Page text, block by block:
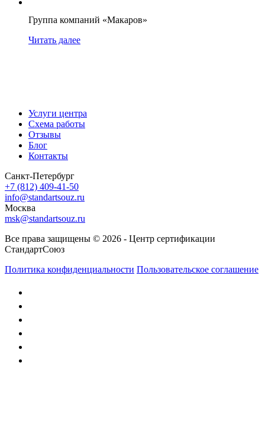
Группа компаний «Макаров»
Читать далее
Услуги центра
Схема работы
Отзывы
Блог
Контакты
Санкт-Петербург
+7 (812) 409-41-50
info@standartsouz.ru
Москва
msk@standartsouz.ru
Все права защищены © 2026 - Центр сертификации
СтандартСоюз
Политика конфиденциальности Пользовательское соглашение